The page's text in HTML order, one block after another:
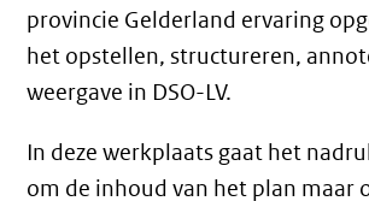
provincie Gelderland ervaring
het opstellen, structureren,
weergave in DSO-LV.
In deze werkplaats gaat het
om de inhoud van het plan maar